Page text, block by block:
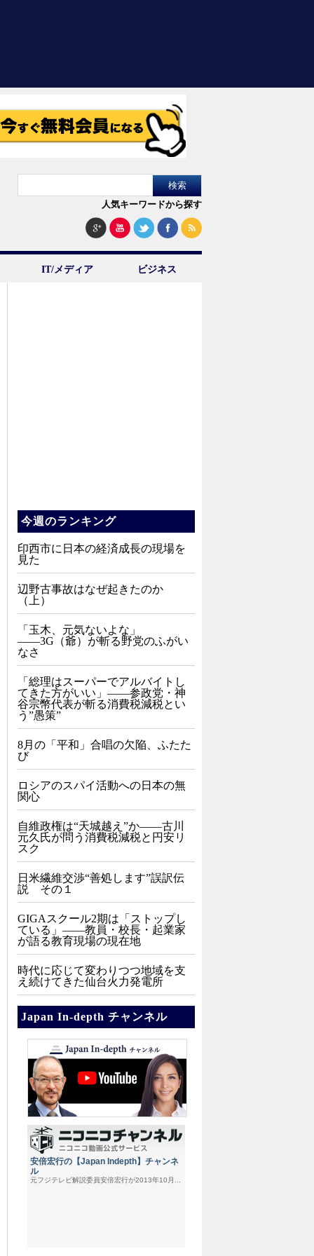
人気キーワードから探す
IT/メディア ビジネス
今週のランキング
印西市に日本の経済成長の現場を
見た
辺野古事故はなぜ起きたのか
（上）
「玉木、元気ないよな」
――3G（爺）が斬る野党のふがい
なさ
「総理はスーパーでアルバイトし
てきた方がいい」――参政党・神
谷宗幣代表が斬る消費税減税とい
う”愚策”
8月の「平和」合唱の欠陥、ふたた
び
ロシアのスパイ活動への日本の無
関心
自維政権は“天城越え”か――古川
元久氏が問う消費税減税と円安リ
スク
日米繊維交渉“善処します”誤訳伝
説 その１
GIGAスクール2期は「ストップし
ている」——教員・校長・起業家
が語る教育現場の現在地
時代に応じて変わりつつ地域を支
え続けてきた仙台火力発電所
Japan In-depth チャンネル